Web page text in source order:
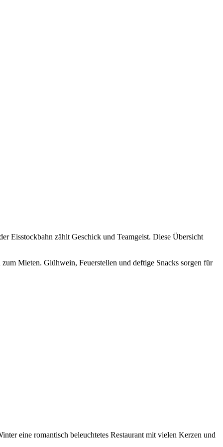
Eisstockbahn zählt Geschick und Teamgeist. Diese Übersicht
Mieten. Glühwein, Feuerstellen und deftige Snacks sorgen für
eine romantisch beleuchtetes Restaurant mit vielen Kerzen und